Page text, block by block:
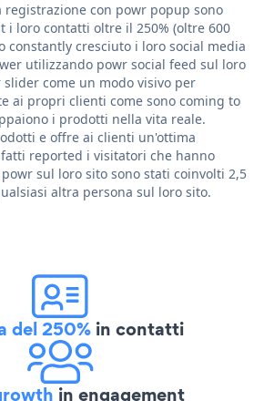
con powr popup sono
i loro contatti oltre il 250% (oltre 600
constantly cresciuto i loro social media
utilizzando powr social feed sul loro
come un modo visivo per
ai propri clienti come sono coming to
i prodotti nella vita reale.
e offre ai clienti un'ottima
reported i visitatori che hanno
sul loro sito sono stati coinvolti 2,5
altra persona sul loro sito.
del 250% in contatti
in engagement